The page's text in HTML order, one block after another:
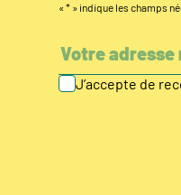
« * » indique les champs
J’accepte de